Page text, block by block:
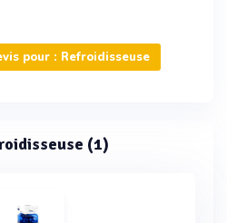
pour : Refroidisseuse
(1)